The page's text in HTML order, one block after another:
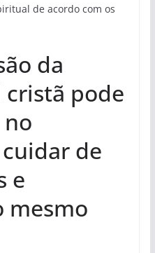
de acordo com os
da
cristã pode
de
e
mesmo